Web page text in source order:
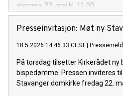
morgen, 22. mai kl. 11.00.
Presseinvitasjon: Møt ny
18.5.2026 14:46:33 CEST
På torsdag tilsetter Kirkerådet ny
bispedømme. Pressen inviteres
Stavanger domkirke fredag 22.